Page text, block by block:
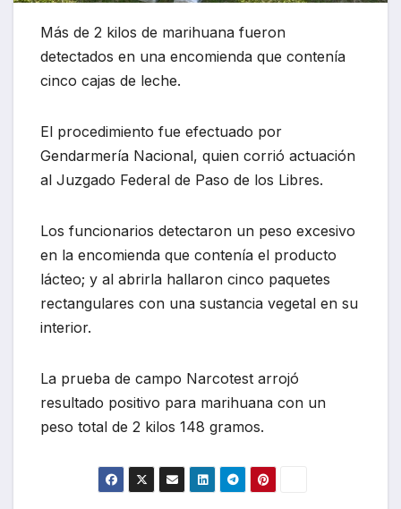
Más de 2 kilos de marihuana fueron
detectados en una encomienda que contenía
cinco cajas de leche.
El procedimiento fue efectuado por
Gendarmería Nacional, quien corrió actuación
al Juzgado Federal de Paso de los Libres.
Los funcionarios detectaron un peso excesivo
en la encomienda que contenía el producto
lácteo; y al abrirla hallaron cinco paquetes
rectangulares con una sustancia vegetal en su
interior.
La prueba de campo Narcotest arrojó
resultado positivo para marihuana con un
peso total de 2 kilos 148 gramos.